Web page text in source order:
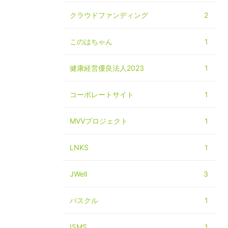
クラウドファンディング 2
このはちゃん 1
健康経営優良法人2023 1
コーポレートサイト 1
MVVプロジェクト 1
LNKS 1
JWell 3
パスクル 1